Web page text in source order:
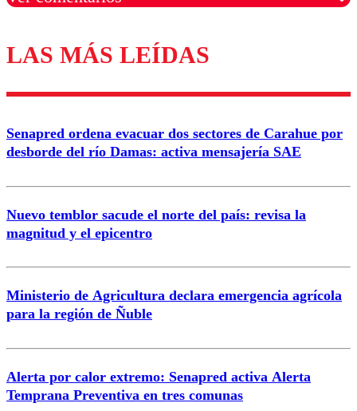
Los comentarios son moderados para garantizar un
diálogo respetuoso.
Correo
LAS MÁS LEÍDAS
Senapred ordena evacuar dos sectores de Carahue por
desborde del río Damas: activa mensajería SAE
Nuevo temblor sacude el norte del país: revisa la
magnitud y el epicentro
Ministerio de Agricultura declara emergencia agrícola
para la región de Ñuble
Alerta por calor extremo: Senapred activa Alerta
Temprana Preventiva en tres comunas